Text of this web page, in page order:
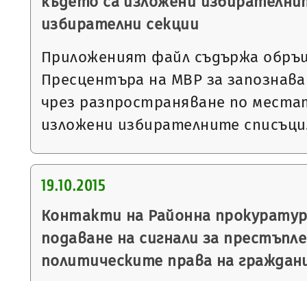
избирателни секции
Приложеният файл съдържа
Пресцентъра на МВР за
чрез разпространяване по
изложени избирателните
19.10.2015
Контакти на Районна
подаване на сигнали за
политическите права на